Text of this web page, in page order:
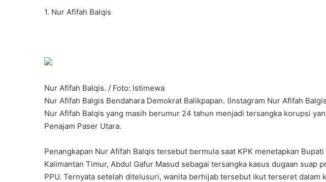
1. Nur Afifah Balqis
Nur Afifah Balqis. / Foto: Istimewa
Nur Afifah Balgis Bendahara Demokrat Balikpapan. (Instagram Nur Afifah
Nur Afifah Balqis yang masih berumur 24 tahun menjadi tersangka korupsi
Penajam Paser Utara.
Penangkapan Nur Afifah Balqis tersebut bermula saat KPK menetapkan Bupati
Kalimantan Timur, Abdul Gafur Masud sebagai tersangka kasus dugaan suap
PPU. Ternyata setelah ditelusuri, wanita berhijab tersebut ikut terseret dalam